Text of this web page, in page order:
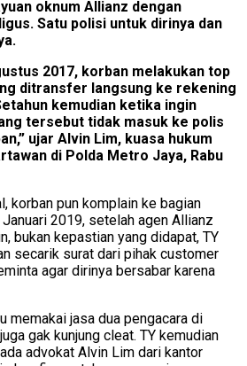
oknum Allianz dengan
Satu polisi untuk dirinya dan
2017, korban melakukan top
ditransfer langsung ke rekening
kemudian ketika ingin
tersebut tidak masuk ke polis
ujar Alvin Lim, kuasa hukum
di Polda Metro Jaya, Rabu
korban pun komplain ke bagian
2019, setelah agen Allianz
bukan kepastian yang didapat, TY
secarik surat dari pihak customer
agar dirinya bersabar karena
memakai jasa dua pengacara di
gak kunjung cleat. TY kemudian
advokat Alvin Lim dari kantor